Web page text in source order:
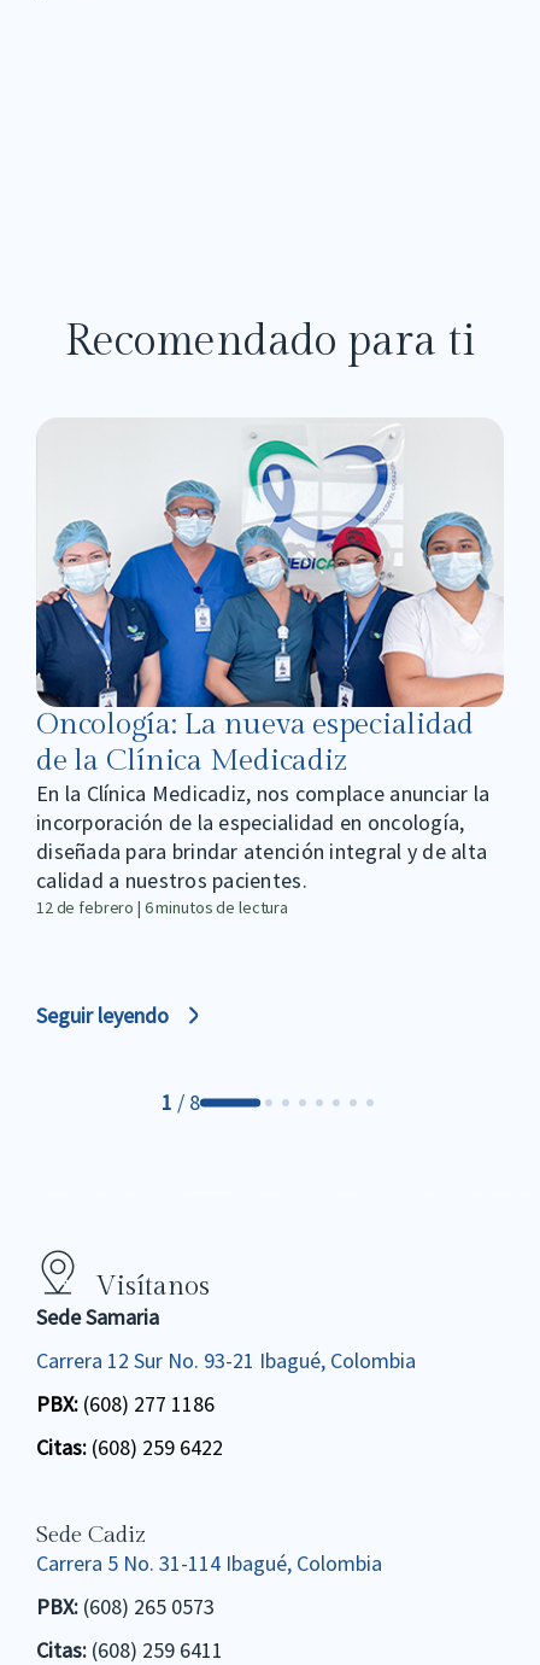
Recomendado para ti
Oncología: La nueva especialidad
de la Clínica Medicadiz
En la Clínica Medicadiz, nos complace anunciar la
incorporación de la especialidad en oncología,
diseñada para brindar atención integral y de alta
calidad a nuestros pacientes.
12 de febrero | 6 minutos de lectura
Seguir leyendo
1 / 8
Visítanos
Sede Samaria
Carrera 12 Sur No. 93-21 Ibagué, Colombia
PBX: (608) 277 1186
Citas: (608) 259 6422
Sede Cadiz
Carrera 5 No. 31-114 Ibagué, Colombia
PBX: (608) 265 0573
Citas: (608) 259 6411